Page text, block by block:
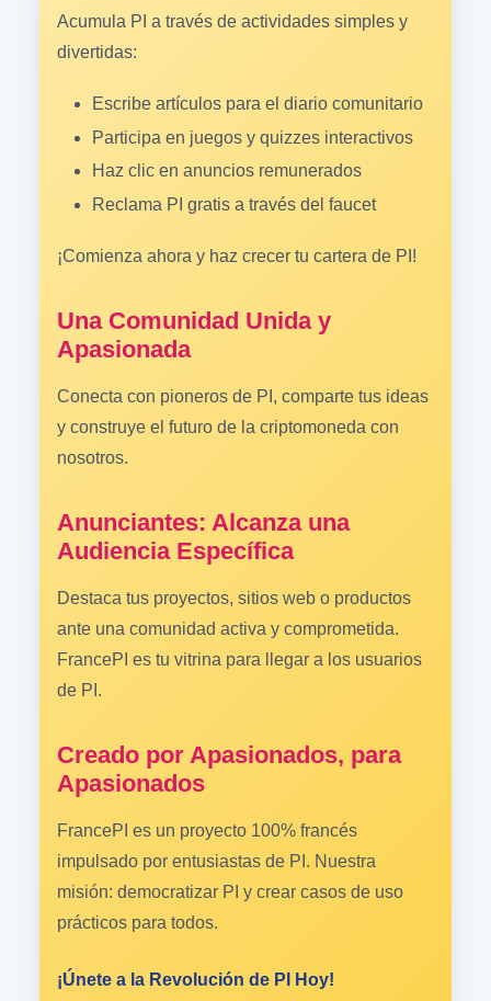
Acumula PI a través de actividades simples y
divertidas:
Escribe artículos para el diario comunitario
Participa en juegos y quizzes interactivos
Haz clic en anuncios remunerados
Reclama PI gratis a través del faucet
¡Comienza ahora y haz crecer tu cartera de PI!
Una Comunidad Unida y
Apasionada
Conecta con pioneros de PI, comparte tus ideas
y construye el futuro de la criptomoneda con
nosotros.
Anunciantes: Alcanza una
Audiencia Específica
Destaca tus proyectos, sitios web o productos
ante una comunidad activa y comprometida.
FrancePI es tu vitrina para llegar a los usuarios
de PI.
Creado por Apasionados, para
Apasionados
FrancePI es un proyecto 100% francés
impulsado por entusiastas de PI. Nuestra
misión: democratizar PI y crear casos de uso
prácticos para todos.
¡Únete a la Revolución de PI Hoy!